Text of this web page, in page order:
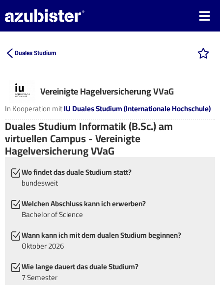
Duales Studium
Vereinigte Hagelversicherung VVaG
In Kooperation mitIU Duales Studium (Internationale Hochschule)
Duales Studium Informatik (B.Sc.) am
virtuellen Campus - Vereinigte
Hagelversicherung VVaG
Wo findet das duale Studium statt?
bundesweit
Welchen Abschluss kann ich erwerben?
Bachelor of Science
Wann kann ich mit dem dualen Studium beginnen?
Oktober 2026
Wie lange dauert das duale Studium?
7 Semester